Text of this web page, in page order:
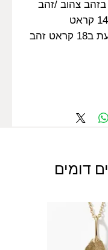
בזהב צהוב /זהב
זהב
דומים